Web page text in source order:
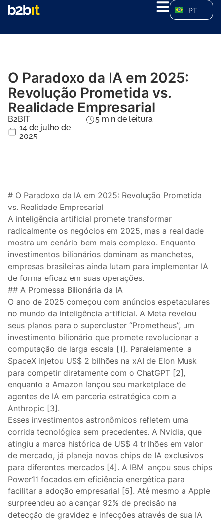
PT
O Paradoxo da IA em 2025:
Revolução Prometida vs.
Realidade Empresarial
B2BIT
14 de julho de
2025
5 min de leitura
# O Paradoxo da IA em 2025: Revolução Prometida
vs. Realidade Empresarial
A inteligência artificial promete transformar
radicalmente os negócios em 2025, mas a realidade
mostra um cenário bem mais complexo. Enquanto
investimentos bilionários dominam as manchetes,
empresas brasileiras ainda lutam para implementar IA
de forma eficaz em suas operações.
## A Promessa Bilionária da IA
O ano de 2025 começou com anúncios espetaculares
no mundo da inteligência artificial. A Meta revelou
seus planos para o supercluster “Prometheus”, um
investimento bilionário que promete revolucionar a
computação de larga escala [1]. Paralelamente, a
SpaceX injetou US$ 2 bilhões na xAI de Elon Musk
para competir diretamente com o ChatGPT [2],
enquanto a Amazon lançou seu marketplace de
agentes de IA em parceria estratégica com a
Anthropic [3].
Esses investimentos astronômicos refletem uma
corrida tecnológica sem precedentes. A Nvidia, que
atingiu a marca histórica de US$ 4 trilhões em valor
de mercado, já planeja novos chips de IA exclusivos
para diferentes mercados [4]. A IBM lançou seus chips
Power11 focados em eficiência energética para
facilitar a adoção empresarial [5]. Até mesmo a Apple
surpreendeu ao alcançar 92% de precisão na
detecção de gravidez e infecções através de sua IA